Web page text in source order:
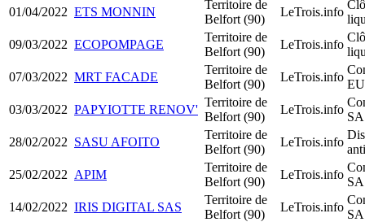
01/04/2022 ETS MONNIN
Territoire de
Belfort (90)
LeTrois.info
09/03/2022 ECOPOMPAGE
Territoire de
Belfort (90)
LeTrois.info
07/03/2022 MRT FACADE
Territoire de
Belfort (90)
LeTrois.info
03/03/2022 PAPYIOTTE RENOV'
Territoire de
Belfort (90)
LeTrois.info
28/02/2022 SASU AFOITO
Territoire de
Belfort (90)
LeTrois.info
25/02/2022 APIM
Territoire de
Belfort (90)
LeTrois.info
14/02/2022 IRIS DIGITAL SAS
Territoire de
Belfort (90)
LeTrois.info